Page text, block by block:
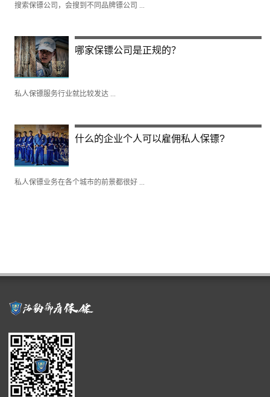
搜索保镖公司，会搜到不同品牌镖公司 ...
哪家保镖公司是正规的？
私人保镖服务行业就比较发达 ...
什么的企业个人可以雇佣私人保镖?
私人保镖业务在各个城市的前景都很好 ...